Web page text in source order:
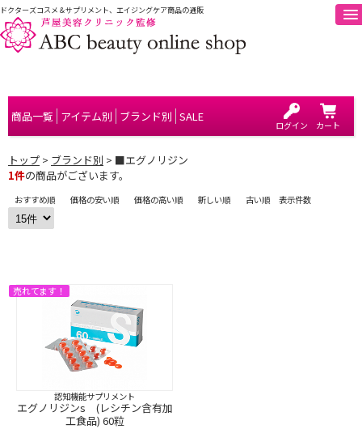
ドクターズコスメ＆サプリメント、エイジングケア商品の通販
商品一覧 アイテム別 ブランド別 SALE
ログイン カート
トップ > ブランド別 > ■エグノリジン
1件の商品がございます。
おすすめ順 価格の安い順 価格の高い順 新しい順 古い順 表示件数
売れてます！
認知機能サプリメント
エグノリジンs (レシチン含有加
工食品) 60粒